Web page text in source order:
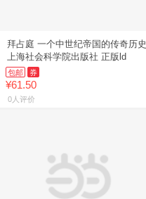
拜占庭 一个中世纪帝国的传奇历史
上海社会科学院出版社 正版ld
包邮 券
¥61.50
0人评价